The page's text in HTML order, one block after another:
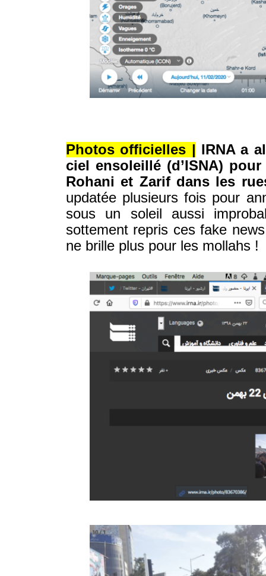
Photos officielles | IRNA a
ciel ensoleillé (d’ISNA)
Rohani et Zarif dans les
updatée plusieurs fois pour
sous un soleil aussi
sottement repris ces fake
ne brille plus pour les mollahs !